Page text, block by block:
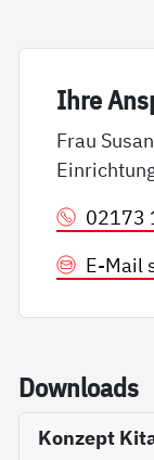
Ih­re
Frau
02173
E-Mail
Down­loads
Konzept